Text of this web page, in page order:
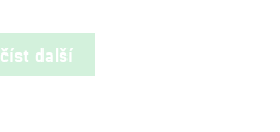
číst další